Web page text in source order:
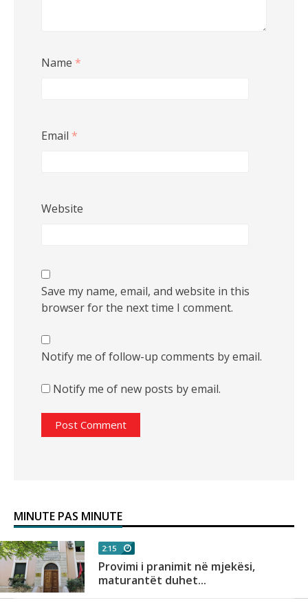
Name *
Email *
Website
Save my name, email, and website in this
browser for the next time I comment.
Notify me of follow-up comments by email.
Notify me of new posts by email.
MINUTE PAS MINUTE
2:15
Provimi i pranimit në mjekësi,
maturantët duhet...